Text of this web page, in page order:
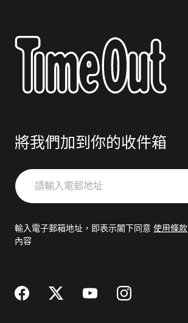
將我們加到你的收件箱
請
輸
郵
輸入電子郵箱地址，即表示閣下同意 使用條款
內容